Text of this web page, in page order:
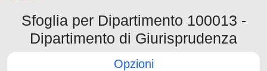
Sfoglia per Dipartimento 100013 -
Dipartimento di Giurisprudenza
Opzioni